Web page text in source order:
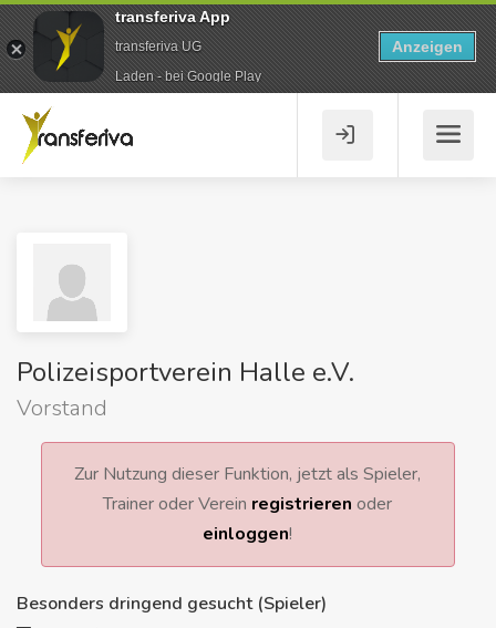
Polizeisportverein Halle e.V.
Vorstand
Zur Nutzung dieser Funktion, jetzt als Spieler,
Trainer oder Verein registrieren oder
einloggen!
Besonders dringend gesucht (Spieler)
transferiva App
transferiva UG
Laden - bei Google Play
Anzeigen